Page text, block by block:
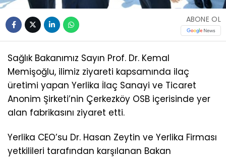
ABONE OL
Sağlık Bakanımız Sayın Prof. Dr. Kemal
Memişoğlu, ilimiz ziyareti kapsamında ilaç
üretimi yapan Yerlika İlaç Sanayi ve Ticaret
Anonim Şirketi’nin Çerkezköy OSB içerisinde yer
alan fabrikasını ziyaret etti.
Yerlika CEO’su Dr. Hasan Zeytin ve Yerlika Firması
yetkilileri tarafından karşılanan Bakan